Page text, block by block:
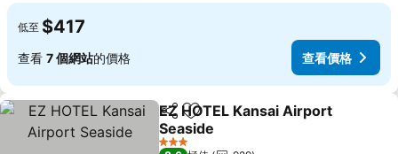
低至 $417
查看 7 個網站的價格 查看價格
分享 放到收藏夾
EZ HOTEL Kansai Airport
Seaside
3 星級